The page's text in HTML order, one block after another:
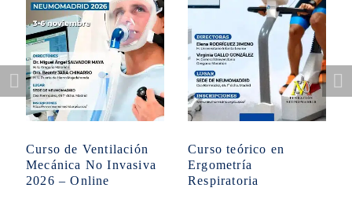
Curso de Ventilación
Mecánica No Invasiva
2026 – Online
Curso teórico en
Ergometría
Respiratoria